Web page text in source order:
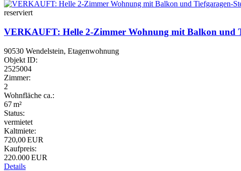
reserviert
VERKAUFT: Helle 2-Zimmer Wohnung mit Balkon und
90530 Wendelstein, Etagenwohnung
Objekt ID:
2525004
Zimmer:
2
Wohnfläche ca.:
67 m²
Status:
vermietet
Kaltmiete:
720,00 EUR
Kaufpreis:
220.000 EUR
Details